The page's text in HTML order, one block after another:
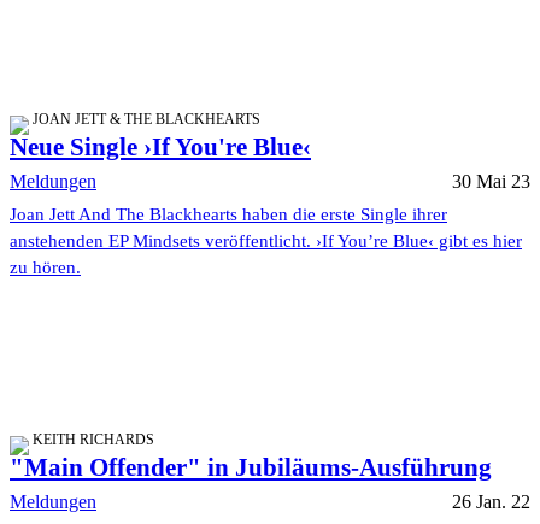
JOAN JETT & THE BLACKHEARTS
Neue Single ›If You're Blue‹
Meldungen 30 Mai 23
Joan Jett And The Blackhearts haben die erste Single ihrer
anstehenden EP Mindsets veröffentlicht. ›If You’re Blue‹ gibt es hier
zu hören.
KEITH RICHARDS
"Main Offender" in Jubiläums-Ausführung
Meldungen 26 Jan. 22